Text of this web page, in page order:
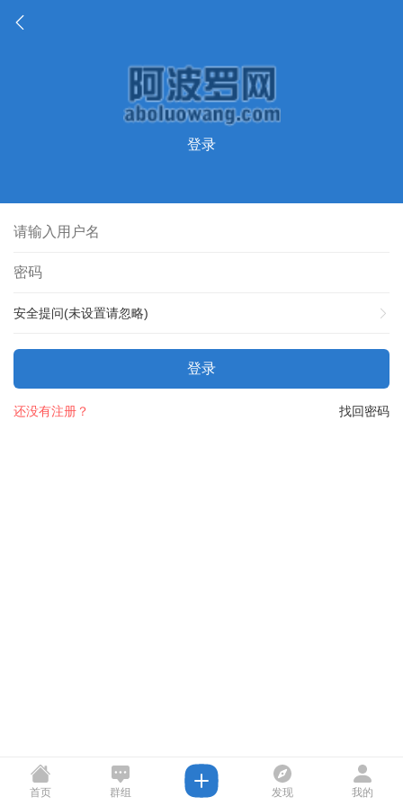
登录
安全提问(未设置请忽略)
登录
找回密码
还没有注册？
首页 群组 发现 我的